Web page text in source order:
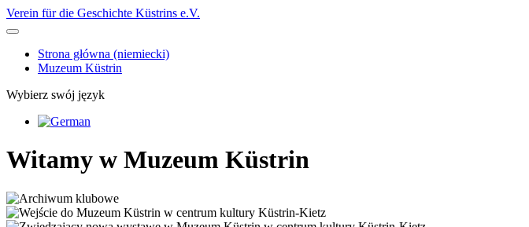
Verein für die Geschichte Küstrins e.V.
Strona główna (niemiecki)
Muzeum Küstrin
Wybierz swój język
Witamy w Muzeum Küstrin